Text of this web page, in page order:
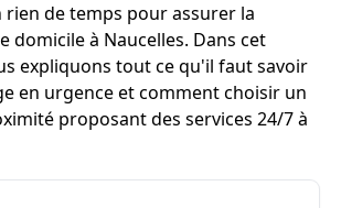
de temps pour assurer la
domicile à Naucelles. Dans cet
expliquons tout ce qu'il faut savoir
en urgence et comment choisir un
proposant des services 24/7 à